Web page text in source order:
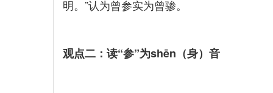
明。”认为曾参实为曾骖。
观点二：读“参”为shēn（身）音